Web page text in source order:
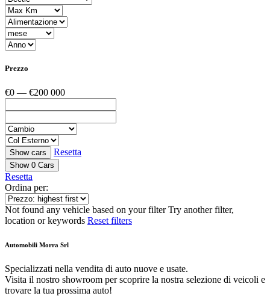
Prezzo
€0 — €200 000
Resetta
Show 0 Cars
Resetta
Ordina per:
Not found any vehicle based on your filter Try another filter,
location or keywords Reset filters
Automobili Morra Srl
Specializzati nella vendita di auto nuove e usate.
Visita il nostro showroom per scoprire la nostra selezione di veicoli e
trovare la tua prossima auto!